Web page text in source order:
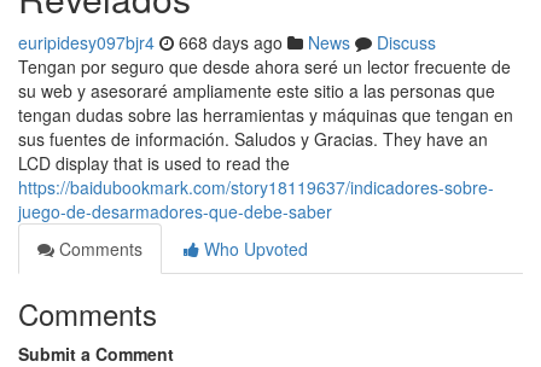
euripidesy097bjr4 668 days ago News
Discuss
Tengan por seguro que desde ahora seré un lector frecuente de
su web y asesoraré ampliamente este sitio a las personas que
tengan dudas sobre las herramientas y máquinas que tengan en
sus fuentes de información. Saludos y Gracias. They have an
LCD display that is used to read the
https://baidubookmark.com/story18119637/indicadores-sobre-
juego-de-desarmadores-que-debe-saber
Comments
Who Upvoted
Comments
Submit a Comment